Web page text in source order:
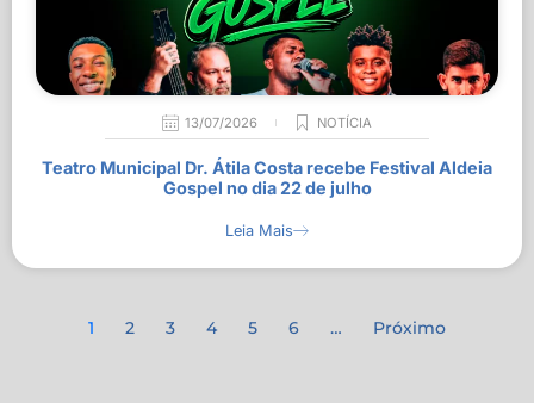
13/07/2026 NOTÍCIA
Teatro Municipal Dr. Átila Costa recebe Festival Aldeia
Gospel no dia 22 de julho
Leia Mais
1 2 3 4 5 6 … Próximo